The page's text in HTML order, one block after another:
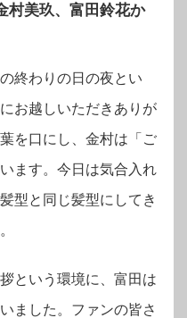
村美玖、富田鈴花か
終わりの日の夜とい
お越しいただきありが
を口にし、金村は「ご
ます。今日は気合入れ
型と同じ髪型にしてき
という環境に、富田は
ました。ファンの皆さ